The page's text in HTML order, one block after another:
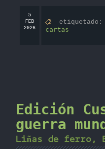
5
FEB
2026
etiquetado:
cartas
Edición
guerra
Liñas de ferro,